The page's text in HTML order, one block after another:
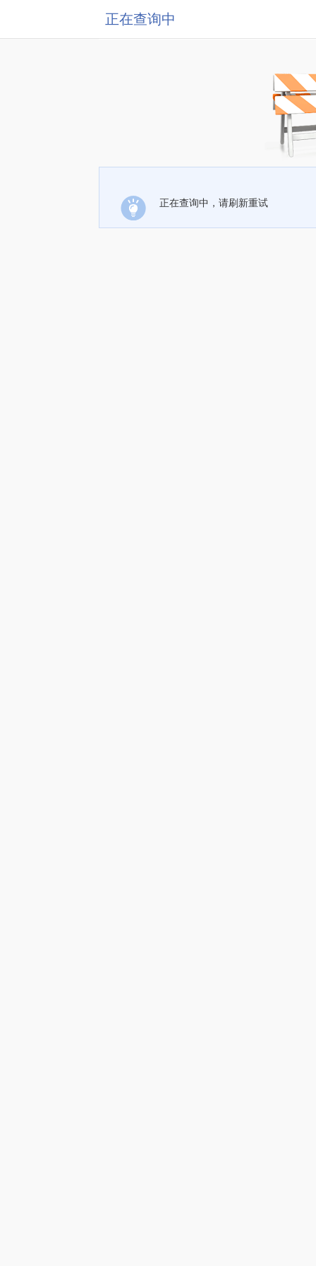
正在查询中
正在查询中，请刷新重试